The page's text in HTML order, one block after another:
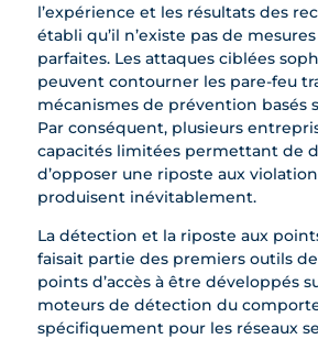
l’expérience et les résultats des
établi qu’il n’existe pas de
parfaites. Les attaques ciblées
peuvent contourner les pare-feu
mécanismes de prévention basés
Par conséquent, plusieurs
capacités limitées permettant de
d’opposer une riposte aux
produisent inévitablement.
La détection et la riposte aux points
faisait partie des premiers outils
points d’accès à être développés
moteurs de détection du
spécifiquement pour les réseaux